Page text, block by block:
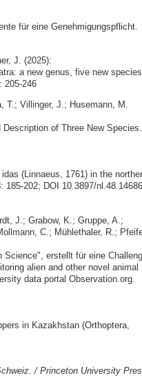
für eine Genehmigungspflicht.
J. (2025):
a new genus, five new
205-246
T.; Villinger, J.; Husemann, M.
of Three New Species.
(Linnaeus, 1761) in the
: 185-202; DOI 10.3897/
J.; Grabow, K.; Gruppe, A.;
C.; Mühlethaler, R.;
erstellt für eine
alien and other novel animal
data portal Observation.org.
in Kazakhstan (Orthoptera,
/ Princeton University